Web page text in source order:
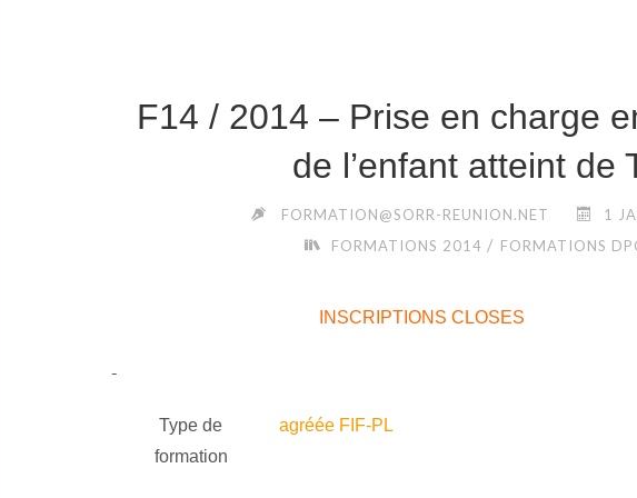
F14 / 2014 – Prise en charge
de l’enfant atteint de
FORMATION@SORR-REUNION.NET
1
FORMATIONS 2014 / FORMATIONS
INSCRIPTIONS CLOSES
Type de
formation
agréée FIF-PL